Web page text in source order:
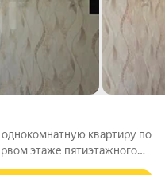
квартиру по
этаже пятиэтажного